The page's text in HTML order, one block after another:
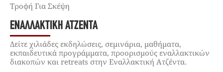
Τροφή Για Σκέψη
ΕΝΑΛΛΑΚΤΙΚΉ ΑΤΖΈΝΤΑ
Δείτε χιλιάδες εκδηλώσεις, σεμινάρια, μαθήματα,
εκπαιδευτικά προγράμματα, προορισμούς εναλλακτικών
διακοπών και retreats στην Εναλλακτική Ατζέντα.